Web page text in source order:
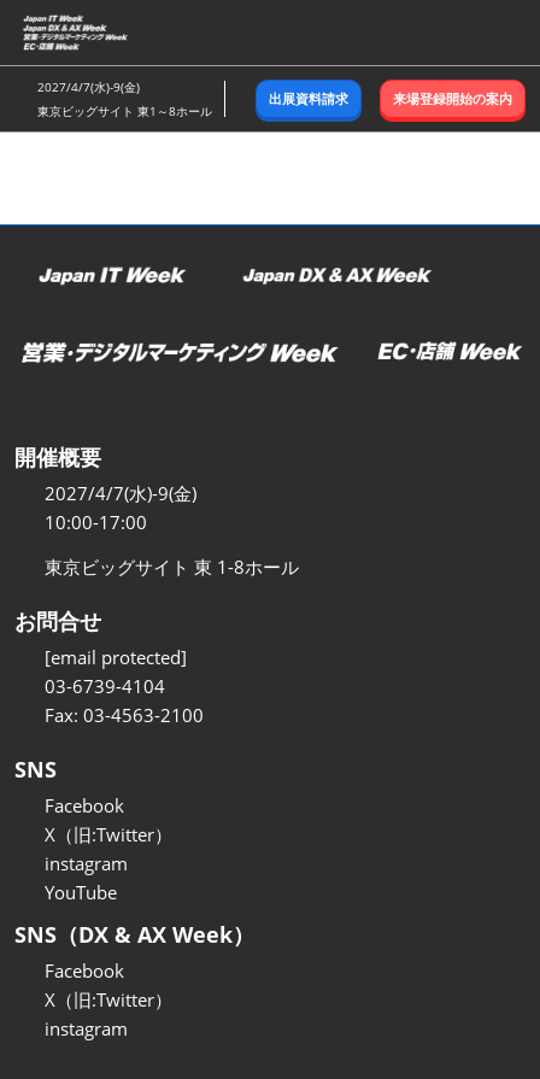
ス
キ
ッ
し
む
2027/4/7(水)-9(金)
東京ビッグサイト 東1～8ホール
出展資料請求 来場登録開始の案内
開催概要
2027/4/7(水)-9(金)
10:00-17:00
東京ビッグサイト 東 1-8ホール
お問合せ
[email protected]
03-6739-4104
Fax: 03-4563-2100
SNS
Facebook
X（旧:Twitter）
instagram
YouTube
SNS（DX & AX Week）
Facebook
X（旧:Twitter）
instagram